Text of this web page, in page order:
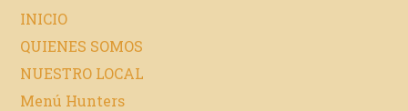
INICIO
QUIENES SOMOS
NUESTRO LOCAL
Menú Hunters